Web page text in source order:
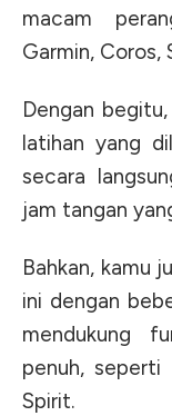
macam
Garmin, Coros,
Dengan
latihan yang
secara
jam tangan
Bahkan, kamu
ini dengan
mendukung
penuh, seperti
Spirit.